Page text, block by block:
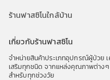
ร้านฟาสซิโนใกล้บ้าน
เกี่ยวกับร้านฟาสซิโน
จำหน่ายสินค้าประเภทอุปกรณ์ผู้ป่วย
เสริมทุกชนิด จากแหล่งคุณภาพต่าง
สำหรับทุกช่วงวัย